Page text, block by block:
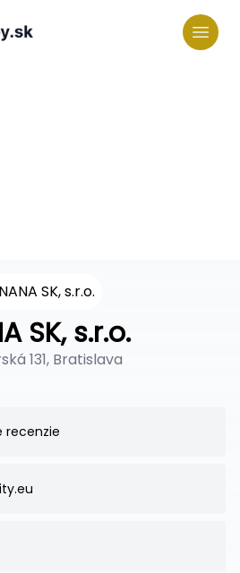
SK, s.r.o.
131, Bratislava
recenzie